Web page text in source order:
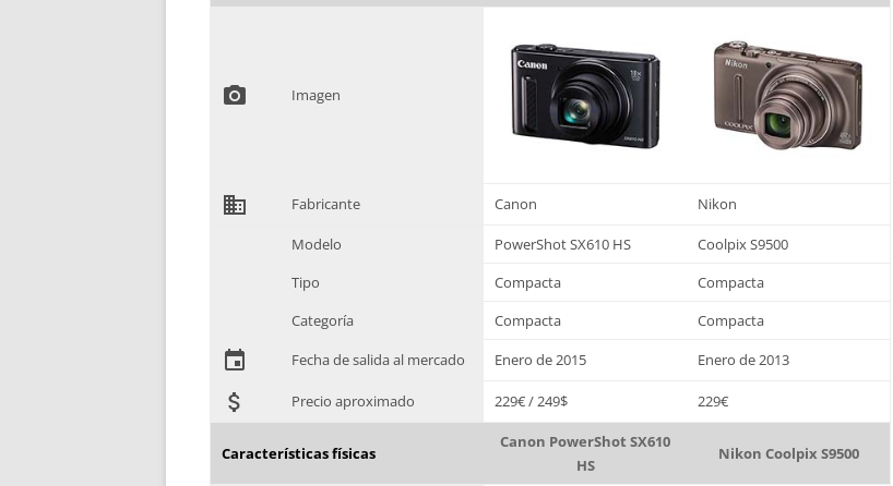
photo_camera Imagen
domain Fabricante Canon Nikon
Modelo PowerShot SX610 HS
Coolpix S9500
Tipo
Compacta
Compacta
Categoría
Compacta Compacta
event Fecha de salida al mercado Enero de 2015 Enero de 2013
attach_money Precio aproximado 229€ / 249$ 229€
Características físicas
Canon PowerShot SX610
HS
Nikon Coolpix S9500